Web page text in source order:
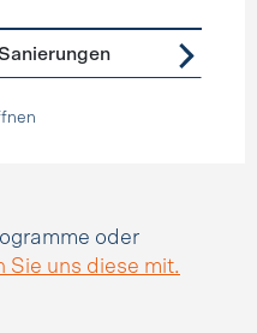
oder
Sie uns diese mit.